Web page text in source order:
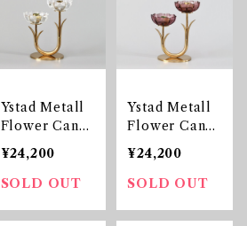
Ystad Metall
Flower Candl
e Holder 二輪
¥24,200
SOLD OUT
Ystad Metall
Flower Candl
e Holder Pur
ple 二輪
¥24,200
SOLD OUT